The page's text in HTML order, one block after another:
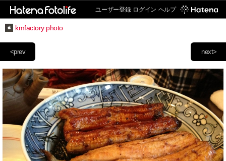
ユーザー登録 ログイン ヘルプ
kmfactory photo
next>
<prev